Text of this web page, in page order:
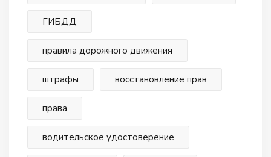
ГИБДД
правила дорожного движения
штрафы восстановление прав
права
водительское удостоверение